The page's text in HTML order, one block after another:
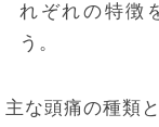
れぞれの特徴
う。
主な頭痛の種類